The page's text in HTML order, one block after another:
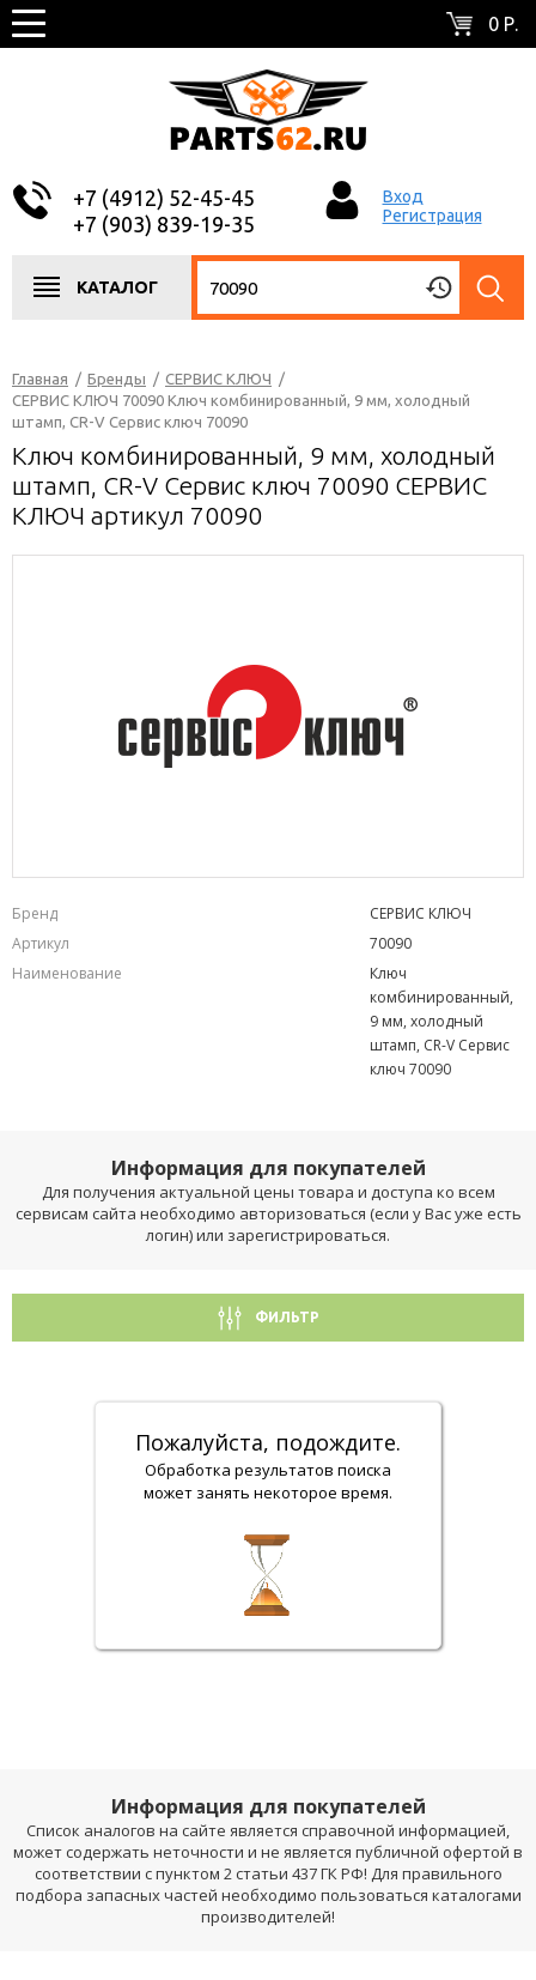
0 Р.
+7 (4912) 52-45-45
+7 (903) 839-19-35
Вход
Регистрация
КАТАЛОГ
Главная / Бренды / СЕРВИС КЛЮЧ /
СЕРВИС КЛЮЧ 70090 Ключ комбинированный, 9 мм, холодный
штамп, CR-V Сервис ключ 70090
Ключ комбинированный, 9 мм, холодный
штамп, CR-V Сервис ключ 70090 СЕРВИС
КЛЮЧ артикул 70090
Бренд
СЕРВИС КЛЮЧ
Артикул
70090
Наименование
Ключ
комбинированный,
9 мм, холодный
штамп, CR-V Сервис
ключ 70090
Информация для покупателей
Для получения актуальной цены товара и доступа ко всем
сервисам сайта необходимо авторизоваться (если у Вас уже есть
логин) или зарегистрироваться.
ФИЛЬТР
Пожалуйста, подождите.
Обработка результатов поиска
может занять некоторое время.
Информация для покупателей
Список аналогов на сайте является справочной информацией,
может содержать неточности и не является публичной офертой в
соответствии с пунктом 2 статьи 437 ГК РФ! Для правильного
подбора запасных частей необходимо пользоваться каталогами
производителей!